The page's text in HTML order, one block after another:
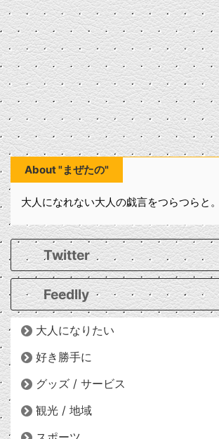
About "まぜたの"
大人になれない大人の戯言をつらつらと。
Twitter
Feedlly
大人になりたい
好き勝手に
グッズ / サービス
観光 / 地域